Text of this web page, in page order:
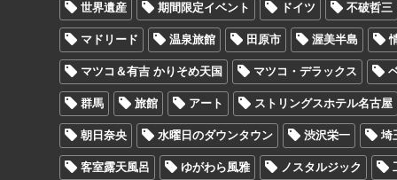
世界遺産 期間限定イベント ドイツ 不破哲三
マドリード 温泉旅館 田原市 渥美半島
マツコ＆有吉 かりそめ天国 マツコ・デラックス
群馬 旅館 アート ストリングスホテル名古屋
朝日奈央 水曜日のダウンタウン 渋沢栄一 埼
客室露天風呂 ゆがわら風雅 ノスタルジック